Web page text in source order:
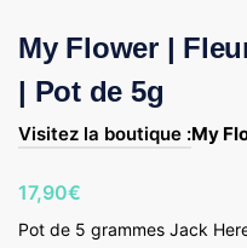
My Flower |
| Pot de 5g
Visitez la boutique :My
17,90€
Pot de 5 grammes Jack